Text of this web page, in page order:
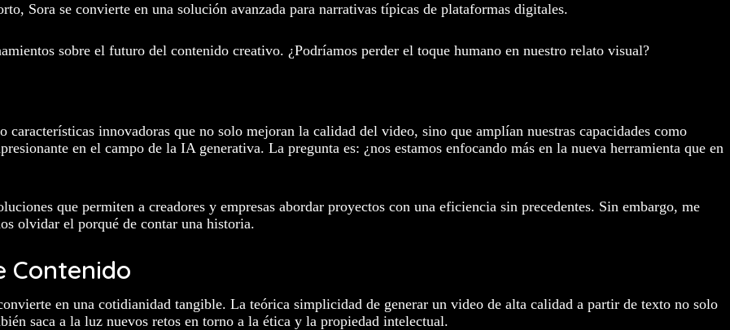
Sora se convierte en una solución avanzada para narrativas típicas de plataformas digitales.
sobre el futuro del contenido creativo. ¿Podríamos perder el toque humano en nuestro relato visual?
características innovadoras que no solo mejoran la calidad del video, sino que amplían nuestras capacidades como
en el campo de la IA generativa. La pregunta es: ¿nos estamos enfocando más en la nueva herramienta que en
que permiten a creadores y empresas abordar proyectos con una eficiencia sin precedentes. Sin embargo, me
olvidar el porqué de contar una historia.
Contenido
en una cotidianidad tangible. La teórica simplicidad de generar un video de alta calidad a partir de texto no solo
saca a la luz nuevos retos en torno a la ética y la propiedad intelectual.